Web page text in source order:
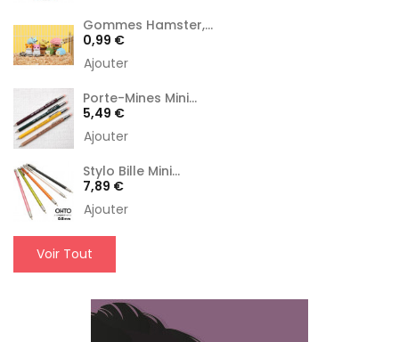
Gommes Hamster,...
Prix
0,99 €
Ajouter
Porte-Mines Mini...
Prix
5,49 €
Ajouter
Stylo Bille Mini...
Prix
7,89 €
Ajouter
Voir Tout